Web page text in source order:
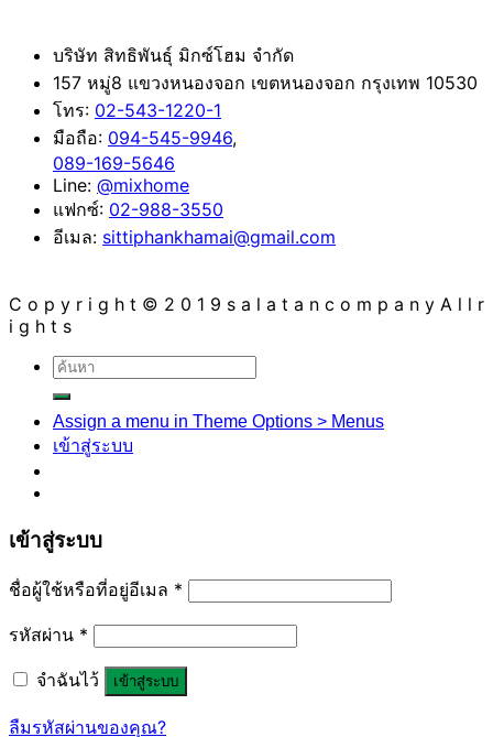
บริษัท สิทธิพันธุ์ มิกซ์โฮม จำกัด
157 หมู่8 แขวงหนองจอก เขตหนองจอก กรุงเทพ 10530
โทร: 02-543-1220-1
มือถือ: 094-545-9946,
089-169-5646
Line: @mixhome
แฟกซ์: 02-988-3550
อีเมล: sittiphankhamai@gmail.com
C o p y r i g h t © 2 0 1 9 s a l a t a n c o m p a n y A l l r
i g h t s
ค้นหา:
Assign a menu in Theme Options > Menus
เข้าสู่ระบบ
เข้าสู่ระบบ
ชื่อผู้ใช้หรือที่อยู่อีเมล *
รหัสผ่าน *
จำฉันไว้ เข้าสู่ระบบ
ลืมรหัสผ่านของคุณ?